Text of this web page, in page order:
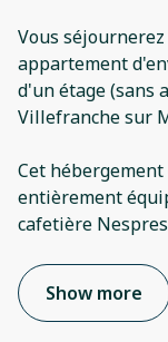
Vous
appartement
d'un étage (sans
Villefranche sur
Cet
entièrement
cafetière
Show more